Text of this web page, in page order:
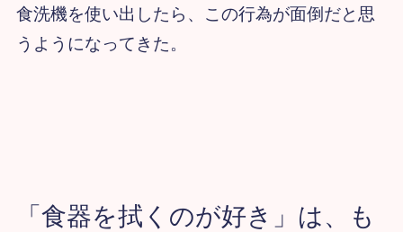
食洗機を使い出したら、この行為が面倒だと思
うようになってきた。
「食器を拭くのが好き」は、
も